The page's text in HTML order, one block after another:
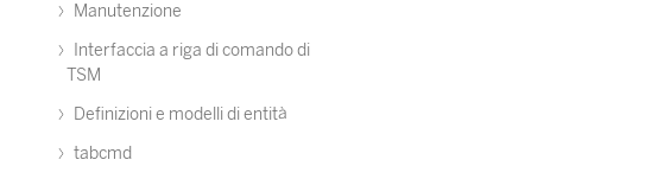
Manutenzione
Interfaccia a riga di comando di
TSM
Definizioni e modelli di entità
tabcmd